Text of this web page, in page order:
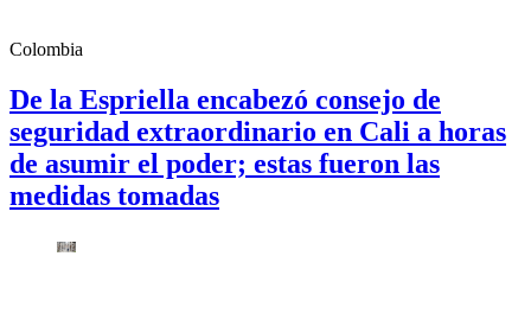
Colombia
De la Espriella encabezó consejo de
seguridad extraordinario en Cali a horas
de asumir el poder; estas fueron las
medidas tomadas